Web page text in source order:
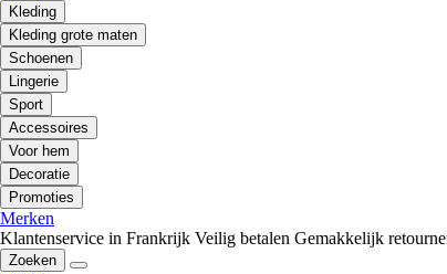
Kleding
Kleding grote maten
Schoenen
Lingerie
Sport
Accessoires
Voor hem
Decoratie
Promoties
Merken
Klantenservice in Frankrijk Veilig betalen Gemakkelijk
Zoeken